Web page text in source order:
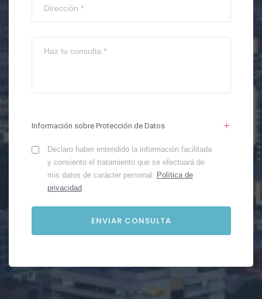
Información sobre Protección de Datos
Declaro haber entendido la información facilitada
y consiento el tratamiento que se efectuará de
mis datos de carácter personal. Política de
privacidad.